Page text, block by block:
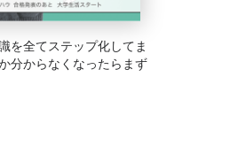
を全てステップ化してま
分からなくなったらまず